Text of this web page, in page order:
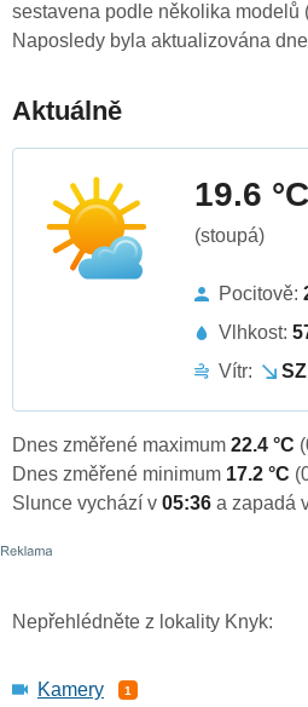
sestavena podle několika modelů
Naposledy byla aktualizována
Aktuálně
19.6 °C
(stoupá)
Pocitově:
Vlhkost:
Vítr:
Dnes změřené maximum 22.4 °C
Dnes změřené minimum 17.2 °C
Slunce vychází v 05:36 a zapadá
Nepřehlédněte z lokality Knyk:
Kamery 1